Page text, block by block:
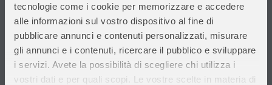
tecnologie come i cookie per memorizzare e accedere
alle informazioni sul vostro dispositivo al fine di
pubblicare annunci e contenuti personalizzati, misurare
gli annunci e i contenuti, ricercare il pubblico e sviluppare
i servizi. Avete la possibilità di scegliere chi utilizza i
vostri dati e per quali scopi. Le vostre scelte in materia di
Assistenza Clienti
Chi siamo
Privacy Policy
Cataloghi
Volantini